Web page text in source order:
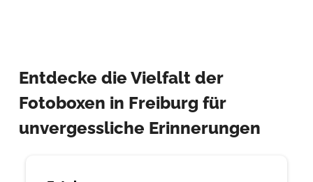
Entdecke die Vielfalt der
Fotoboxen in Freiburg für
unvergessliche Erinnerungen